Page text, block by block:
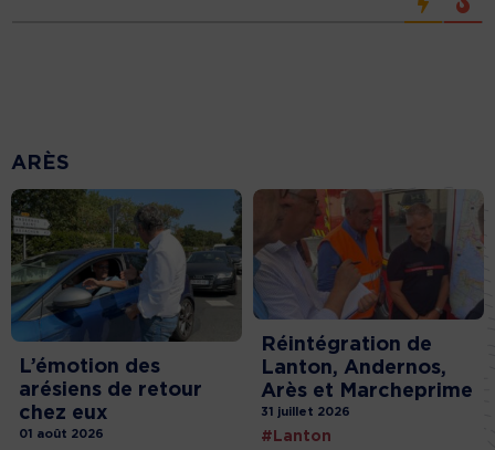
ARÈS
L’émotion des
arésiens de retour
chez eux
01 août 2026
Réintégration de
Lanton, Andernos,
Arès et Marcheprime
31 juillet 2026
#Lanton